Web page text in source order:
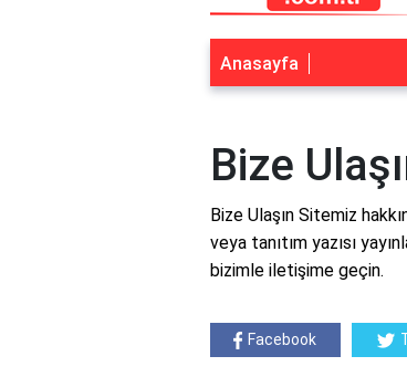
Anasayfa
Bize
Bize Ulaşın Sitemiz
veya tanıtım yazısı
bizimle iletişime geçin.
Facebook